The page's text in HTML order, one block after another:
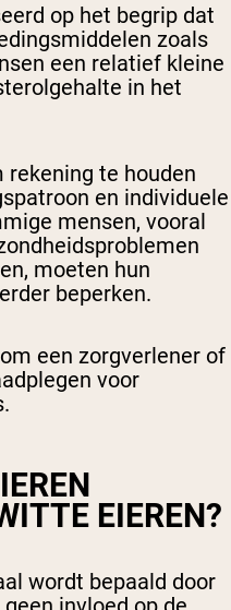
op het begrip dat
zoals
een relatief kleine
in het
te houden
en individuele
mensen, vooral
moeten hun
beperken.
een zorgverlener of
voor
EIEREN?
wordt bepaald door